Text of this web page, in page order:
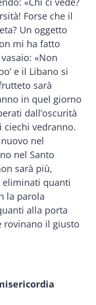
Forse che il
Un oggetto
mi ha fatto
«Non
e il Libano si
sarà
in quel giorno
dall’oscurità
ciechi vedranno.
nel
nel Santo
sarà più,
eliminati quanti
la parola
alla porta
rovinano il giusto